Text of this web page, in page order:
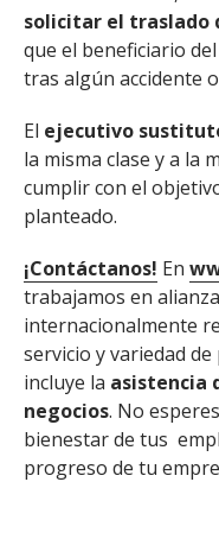
solicitar el traslado
que el beneficiario
tras algún accidente
El ejecutivo
la misma clase y a la
cumplir con el
planteado.
¡Contáctanos! En
trabajamos en
internacionalmente
servicio y variedad
incluye la asistencia
negocios. No
bienestar de tus
progreso de tu